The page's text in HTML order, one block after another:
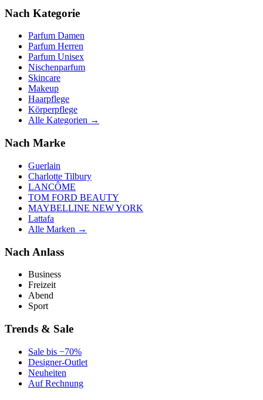
Nach Kategorie
Parfum Damen
Parfum Herren
Parfum Unisex
Nischenparfum
Skincare
Makeup
Haarpflege
Körperpflege
Alle Kategorien →
Nach Marke
Guerlain
Charlotte Tilbury
LANCÔME
TOM FORD BEAUTY
MAYBELLINE NEW YORK
Lattafa
Alle Marken →
Nach Anlass
Business
Freizeit
Abend
Sport
Trends & Sale
Sale bis −70%
Designer-Outlet
Neuheiten
Auf Rechnung